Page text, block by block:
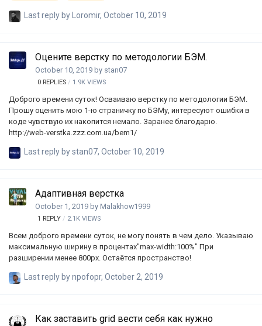
Last reply by Loromir, October 10, 2019
Оцените верстку по методологии БЭМ.
October 10, 2019 by stan07
0 REPLIES 1.9K VIEWS
Доброго времени суток! Осваиваю верстку по методологии БЭМ.
Прошу оценить мою 1-ю страничку по БЭМу, интересуют ошиб ки в
коде чувствую их накопится немало. Заранее благодарю.
http://web-verstka.zzz.com.ua/bem1/
Last reply bystan07, October 10, 2019
Адаптивная верстка
October 1, 2019 by Malakhow1999
1 REPLY 2.1K VIEWS
Всем доброго времени суток, не могу понять в чем дело. Указываю
максимальную ширину в процентах"max-width:100%" При
разширении менее 800px. Остаётся пространство!
Last reply bynpofopr, October 2, 2019
Как заставить grid вести себя как нужно